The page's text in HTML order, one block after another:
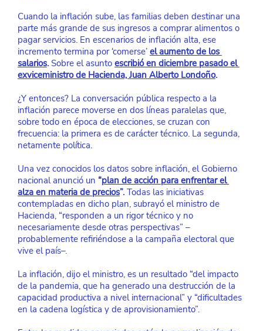
Cuando la inflación sube, las familias deben destinar una
parte más grande de sus ingresos a comprar alimentos o
pagar servicios. En escenarios de inflación alta, ese
incremento termina por ‘comerse’ el aumento de los
salarios. Sobre el asunto escribió en diciembre pasado el
exviceministro de Hacienda, Juan Alberto Londoño.
¿Y entonces? La conversación pública respecto a la
inflación parece moverse en dos líneas paralelas que,
sobre todo en época de elecciones, se cruzan con
frecuencia: la primera es de carácter técnico. La segunda,
netamente política.
Una vez conocidos los datos sobre inflación, el Gobierno
nacional anunció un “plan de acción para enfrentar el
alza en materia de precios”. Todas las iniciativas
contempladas en dicho plan, subrayó el ministro de
Hacienda, “responden a un rigor técnico y no
necesariamente desde otras perspectivas” –
probablemente refiriéndose a la campaña electoral que
vive el país–.
La inflación, dijo el ministro, es un resultado “del impacto
de la pandemia, que ha generado una destrucción de la
capacidad productiva a nivel internacional” y “dificultades
en la cadena logística y de aprovisionamiento”.